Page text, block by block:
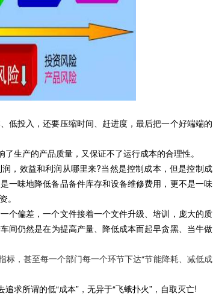
投入，还要压缩时间、赶进度，最后把一个好端端的
生产的产品质量，又保证不了运行成本的合理性。
，效益和利润从哪里来?当然是控制成本，但是控制成
一味地降低备品备件库存和设备维修费用，更不是一味
。
偏差，一个文件接着一个文件升级、培训，庞大的质
间仍然是在为提高产量、降低成本而起早贪黑、当牛做
标，甚至每一个部门每一个环节下达“节能降耗、减低成
所谓的低“成本”，无异于“飞蛾扑火”，自取灭亡!